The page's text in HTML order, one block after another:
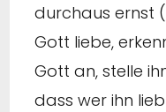
durchaus ernst (
Gott liebe,
Gott an, stelle
dass wer ihn